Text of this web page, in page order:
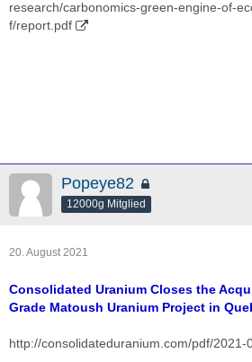
research/carbonomics-green-engine-of-
f/report.pdf
Popeye82
12000g Mitglied
20. August 2021
Consolidated Uranium Closes the
Grade Matoush Uranium Project in
http://consolidateduranium.com/pdf/2021-